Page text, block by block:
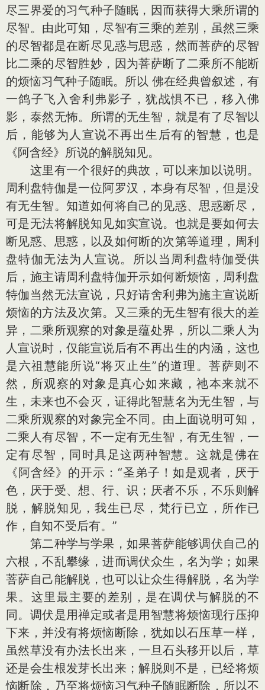
尽三界爱的习气种子随眠，因而获得大乘所谓的
尽智。由此可知，尽智有三乘的差别，虽然三乘
的尽智都是在断尽见惑与思惑，然而菩萨的尽智
比二乘的尽智胜妙，因为菩萨断了二乘所不能断
的烦恼习气种子随眠。所以 佛在经典曾叙述，有
一鸽子飞入舍利弗影子，犹战惧不已，移入佛
影，泰然无怖。所谓的无生智，就是有了尽智以
后，能够为人宣说不再出生后有的智慧，也是
《阿含经》所说的解脱知见。
这里有一个很好的典故，可以来加以说明。
周利盘特伽是一位阿罗汉，本身有尽智，但是没
有无生智。知道如何将自己的见惑、思惑断尽，
可是无法将解脱知见如实宣说。也就是要如何去
断见惑、思惑，以及如何断的次第等道理，周利
盘特伽无法为人宣说。所以当周利盘特伽受供
后，施主请周利盘特伽开示如何断烦恼，周利盘
特伽当然无法宣说，只好请舍利弗为施主宣说断
烦恼的方法及次第。又三乘的无生智有很大的差
异，二乘所观察的对象是蕴处界，所以二乘人为
人宣说时，仅能宣说后有不再出生的内涵，这也
是六祖慧能所说“将灭止生”的道理。菩萨则不
然，所观察的对象是真心如来藏，祂本来就不
生，未来也不会灭，证得此智慧名为无生智，与
二乘所观察的对象完全不同。由上面说明可知，
二乘人有尽智，不一定有无生智，有无生智，一
定有尽智，同时具足这两种智慧。这就是佛在
《阿含经》的开示：“圣弟子！如是观者，厌于
色，厌于受、想、行、识；厌者不乐，不乐则解
脱，解脱知见，我生已尽，梵行已立，所作已
作，自知不受后有。”
第二种学与学果，如果菩萨能够调伏自己的
六根，不乱攀缘，进而调伏众生，名为学；如果
菩萨自己能解脱，也可以让众生得解脱，名为学
果。这里最主要的差别，是在调伏与解脱的不
同。调伏是用禅定或者是用智慧将烦恼现行压抑
下来，并没有将烦恼断除，犹如以石压草一样，
虽然草没有办法长出来，一旦石头移开以后，草
还是会生根发芽长出来；解脱则不是，已经将烦
恼断除，乃至将烦恼习气种子随眠断除，所以不